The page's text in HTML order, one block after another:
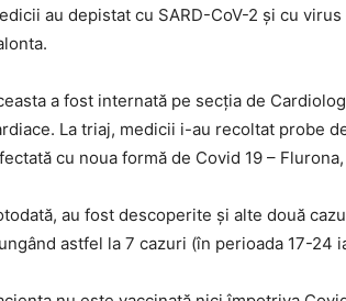
au depistat cu SARD-CoV-2 și cu
a fost internată pe secția de
La triaj, medicii i-au recoltat probe
cu noua formă de Covid 19 –
au fost descoperite și alte două
astfel la 7 cazuri (în perioada 17-24